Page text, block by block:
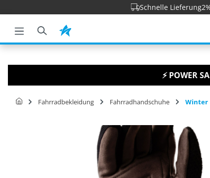
Zur Hauptnavigation springenSchnelle Lieferung
⚡ POWER
Fahrradbekleidung Fahrradhandschuhe Winter